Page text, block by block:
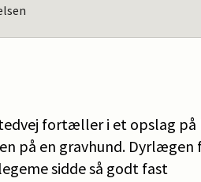
fortæller i et opslag
på en gravhund.
sidde så godt fast